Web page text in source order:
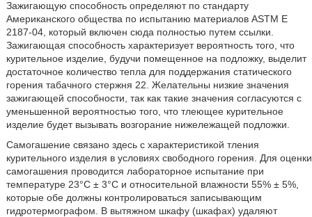
Зажигающую способность определяют по стандарту
Американского общества по испытанию материалов ASTM Е
2187-04, который включен сюда полностью путем ссылки.
Зажигающая способность характеризует вероятность того, что
курительное изделие, будучи помещенное на подложку, выделит
достаточное количество тепла для поддержания статического
горения табачного стержня 22. Желательны низкие значения
зажигающей способности, так как такие значения согласуются с
уменьшенной вероятностью того, что тлеющее курительное
изделие будет вызывать возгорание нижележащей подложки.
Самогашение связано здесь с характеристикой тления
курительного изделия в условиях свободного горения. Для оценки
самогашения проводится лабораторное испытание при
температуре 23°С ± 3°С и относительной влажности 55% ± 5%,
которые обе должны контролироваться записывающим
гидротермографом. В вытяжном шкафу (шкафах) удаляют